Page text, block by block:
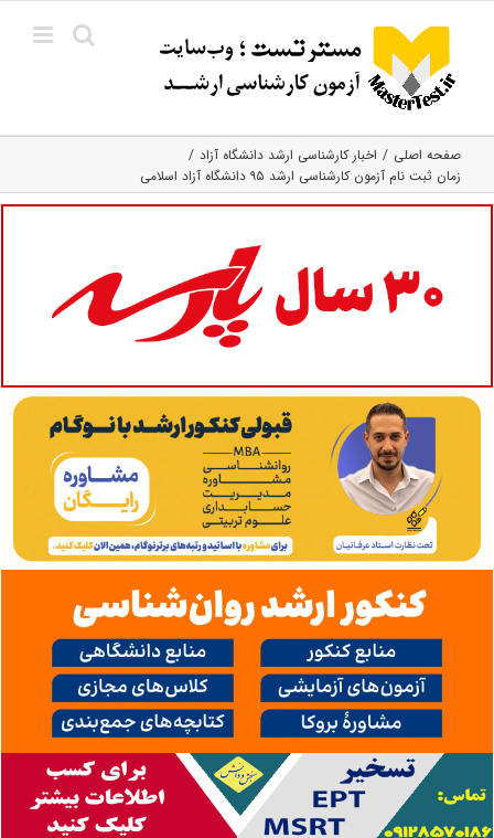
content
صفحه اصلی
اخبار کارشناسی ارشد دانشگاه آزاد
زمان ثبت نام آزمون کارشناسی ارشد ۹۵ دانشگاه آزاد اسلامی